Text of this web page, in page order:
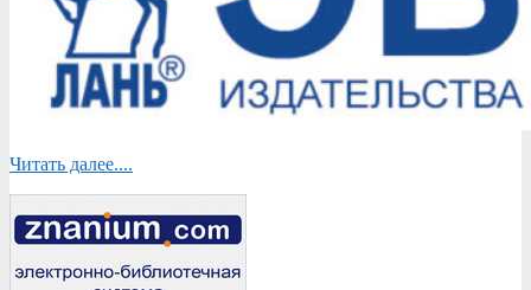
Читать далее....